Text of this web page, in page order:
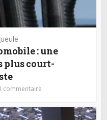
: une
plus court-
commentaire